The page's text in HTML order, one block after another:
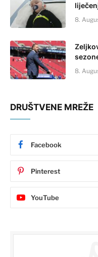
8.
8.
DRUŠTVENE MREŽE
Facebook
Pinterest
YouTube